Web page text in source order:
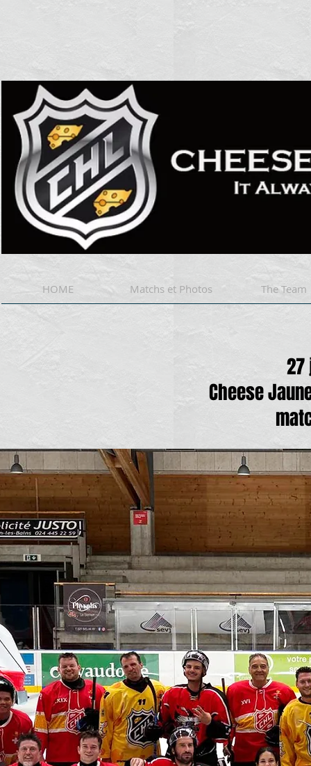
Cheese
HOME Matchs et Photos The Team
Cheese